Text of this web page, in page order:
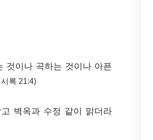
것이나 곡하는 것이나 아픈
록 21:4)
벽옥과 수정 같이 맑더라